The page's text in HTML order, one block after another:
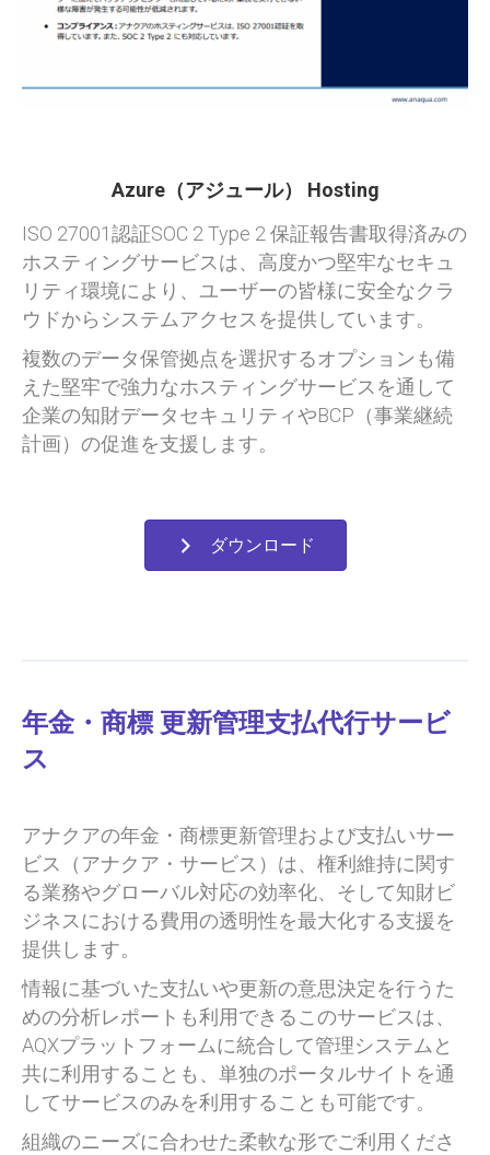
Azure（アジュール） Hosting
ISO 27001認証SOC 2 Type 2 保証報告書取得済みの
ホスティングサービスは、高度かつ堅牢なセキュ
リティ環境により、ユーザーの皆様に安全なクラ
ウドからシステムアクセスを提供しています。
複数のデータ保管拠点を選択するオプションも備
えた堅牢で強力なホスティングサービスを通して
企業の知財データセキュリティやBCP（事業継続
計画）の促進を支援します。
ダウンロード
年金・商標 更新管理支払代行サービ
ス
アナクアの年金・商標更新管理および支払いサー
ビス （アナクア・サービス） は、権利維持に関す
る業務やグローバル対応の効率化、そして知財ビ
ジネスにおける費用の透明性を最大化する支援を
提供します。
情報に基づいた支払いや更新の意思決定を行うた
めの分析レポートも利用できるこのサービスは、
AQXプラットフォームに統合して管理システムと
共に利用することも、単独のポータルサイトを通
してサービスのみを利用することも可能です。
組織のニーズに合わせた柔軟な形でご利用くださ